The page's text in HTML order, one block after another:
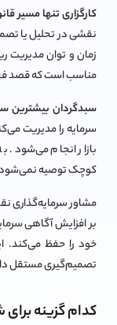
کارگزاری تنها مسیر
نقشی در تحلیل یا
زمان و توان مدیریت
مناسب است که قصد
سبدگردان بیشترین
سرمایه را مدیریت
بازار انجام می‌شود.
کوچک توصیه
مشاور سرمایه‌گذاری
بر افزایش آگاهی
خود را حفظ می‌کند.
تصمیم‌گیری مستقل
کدام گزینه